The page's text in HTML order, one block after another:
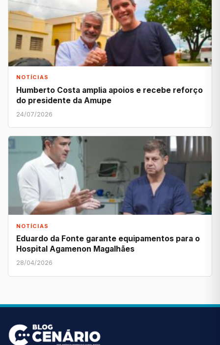
NOTÍCIAS
Humberto Costa amplia apoios e recebe reforço
do presidente da Amupe
24/07/2026
NOTÍCIAS
Eduardo da Fonte garante equipamentos para o
Hospital Agamenon Magalhães
28/04/2026